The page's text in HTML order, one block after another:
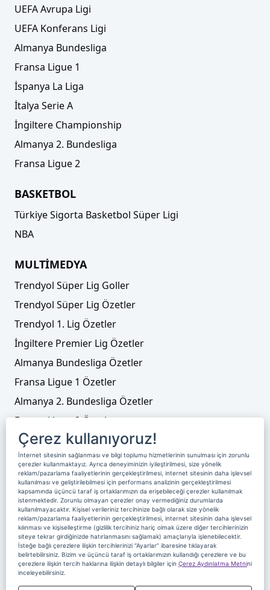
UEFA Avrupa Ligi
UEFA Konferans Ligi
Almanya Bundesliga
Fransa Ligue 1
İspanya La Liga
İtalya Serie A
İngiltere Championship
Almanya 2. Bundesliga
Fransa Ligue 2
BASKETBOL
Türkiye Sigorta Basketbol Süper Ligi
NBA
MULTİMEDYA
Trendyol Süper Lig Goller
Trendyol Süper Lig Özetler
Trendyol 1. Lig Özetler
İngiltere Premier Lig Özetler
Almanya Bundesliga Özetler
Fransa Ligue 1 Özetler
Almanya 2. Bundesliga Özetler
Fransa Ligue 2 Özetler
Tenis
Video Liste
Foto Galeriler
Üyelik Yayın Akışı Reklam
Site Sözleşmesi
Künye ve İletişim
Çerez Politikası
Çerez Yönetimi
Veri Sahibi Başvuru Formu
Nereden İzlerim
Çerez kullanıyoruz!
İnternet sitesinin sağlanması ve bilgi toplumu hizmetlerinin sunulması için zorunlu
çerezler kullanmaktayız. Ayrıca deneyiminizin iyileştirilmesi, size yönelik
reklam/pazarlama faaliyetlerinin gerçekleştirilmesi, internet sitesinin daha işlevsel
kullanılması ve geliştirilebilmesi için performans analizinin gerçekleştirilmesi
kapsamında üçüncü taraf iş ortaklarımızın da erişebileceği çerezler kullanılmak
istenmektedir. Zorunlu olmayan çerezler onay vermediğiniz durumlarda
kullanılmayacaktır. Kişisel verileriniz tercihinize bağlı olarak size yönelik
reklam/pazarlama faaliyetlerinin gerçekleştirilmesi, internet sitesinin daha işlevsel
kılınması ve kişiselleştirme (gizlilik tercihiniz hariç olmak üzere diğer tercihlerinizin
siteye tekrar girdiğinizde hatırlanmasını sağlamak) amaçlarıyla işlenebilecektir.
İsteğe bağlı çerezlere ilişkin tercihlerinizi “Ayarlar” ibaresine tıklayarak
belirtebilirsiniz. Bizim ve üçüncü taraf iş ortaklarımızın kullandığı çerezlere ve bu
çerezlere ilişkin tercih haklarına ilişkin detaylı bilgiler için Çerez Aydınlatma Metnini
inceleyebilirsiniz.